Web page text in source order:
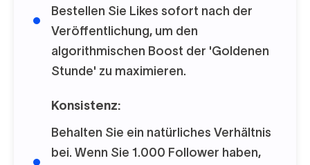
Bestellen Sie Likes sofort nach der
Veröffentlichung, um den
algorithmischen Boost der 'Goldenen
Stunde' zu maximieren.
Konsistenz:
Behalten Sie ein natürliches Verhältnis
bei. Wenn Sie 1.000 Follower haben,